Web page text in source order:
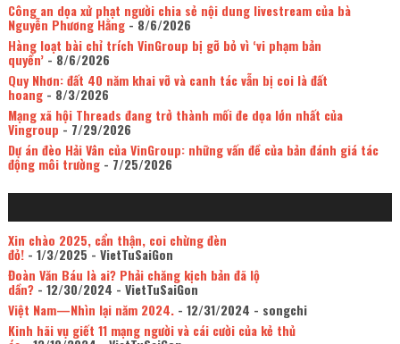
Công an dọa xử phạt người chia sẻ nội dung livestream của bà
Nguyễn Phương Hằng- 8/6/2026
Hàng loạt bài chỉ trích VinGroup bị gỡ bỏ vì ‘vi phạm bản
quyền’- 8/6/2026
Quy Nhơn: đất 40 năm khai vỡ và canh tác vẫn bị coi là đất
hoang- 8/3/2026
Mạng xã hội Threads đang trở thành mối đe dọa lớn nhất của
Vingroup - 7/29/2026
Dự án đèo Hải Vân của VinGroup: những vấn đề của bản đánh giá tác
động môi trường- 7/25/2026
Xin chào 2025, cẩn thận, coi chừng đèn
đỏ!- 1/3/2025 - VietTuSaiGon
Đoàn Văn Báu là ai? Phải chăng kịch bản đã lộ
dần?- 12/30/2024 - VietTuSaiGon
Việt Nam—Nhìn lại năm 2024.- 12/31/2024 - songchi
Kinh hãi vụ giết 11 mạng người và cái cười của kẻ thủ